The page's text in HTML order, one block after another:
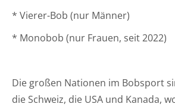
* Vierer-Bob (nur Männer)
* Monobob (nur Frauen, seit 2022)
Die großen Nationen im Bobsport
die Schweiz, die USA und Kanada,